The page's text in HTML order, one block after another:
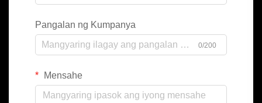
Pangalan ng Kumpanya
0/200
Mensahe